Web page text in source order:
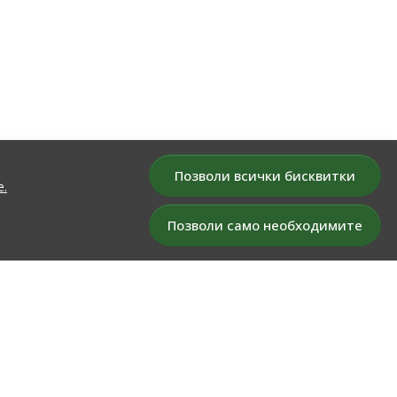
Позволи всички бисквитки
Позволи само необходимите